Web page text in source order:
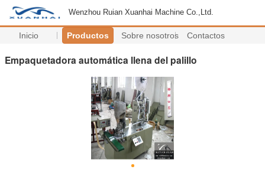
Wenzhou Ruian Xuanhai Machine Co.,Ltd.
Inicio Productos Sobre nosotros Contactos
Empaquetadora automática llena del palillo